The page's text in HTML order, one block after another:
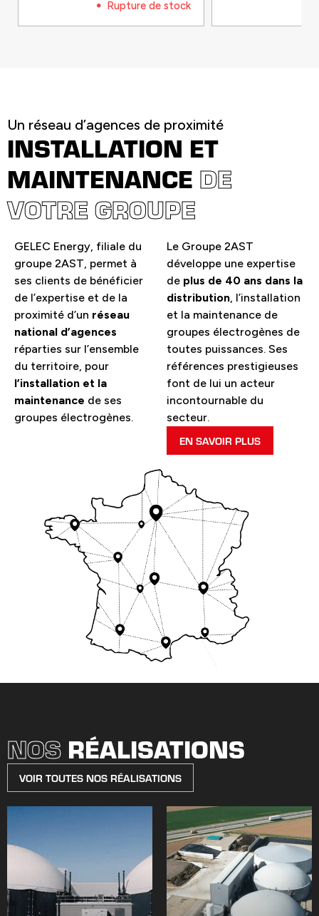
Rupture de stock
Un réseau d’agences de proximité
INSTALLATION ET
MAINTENANCE DE
VOTRE GROUPE
GELEC Energy, filiale du
groupe 2AST, permet à
ses clients de bénéficier
de l’expertise et de la
proximité d’un réseau
national d’agences
réparties sur l’ensemble
du territoire, pour
l’installation et la
maintenance de ses
groupes électrogènes.
Le Groupe 2AST
développe une expertise
de plus de 40 ans dans la
distribution, l’installation
et la maintenance de
groupes électrogènes de
toutes puissances. Ses
références prestigieuses
font de lui un acteur
incontournable du
secteur.
EN SAVOIR PLUS
NOS RÉALISATIONS
VOIR TOUTES NOS RÉALISATIONS